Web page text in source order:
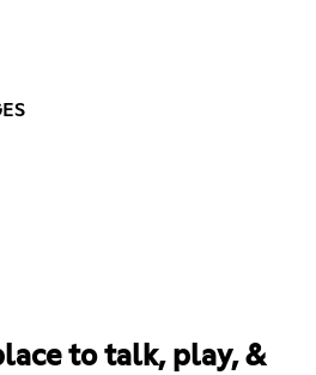
to talk, play, &